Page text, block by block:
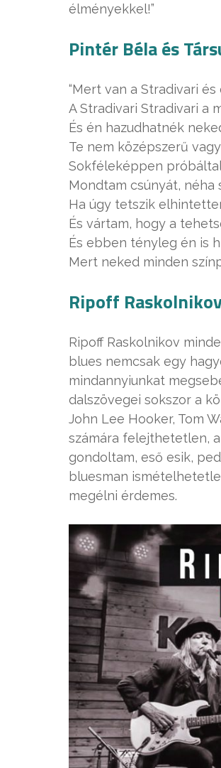
élményekkel!”
Pintér Béla és
“Mert van a Stradivari
A Stradivari Stradivari a
És én hazudhatnék
Te nem középszerű
Sokféleképpen
Mondtam csúnyát, néha
Ha úgy tetszik
És vártam, hogy a
És ebben tényleg én is
Mert neked minden
Ripoff
Ripoff Raskolnikov
blues nemcsak egy
mindannyiunkat
dalszövegei sokszor a
John Lee Hooker, Tom
számára felejthetetlen,
gondoltam, eső esik,
bluesman
megélni érdemes.